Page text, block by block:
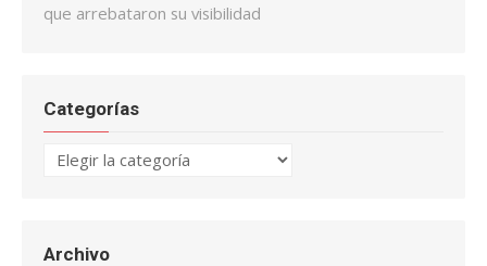
que arrebataron su visibilidad
Categorías
Categorías
Archivo